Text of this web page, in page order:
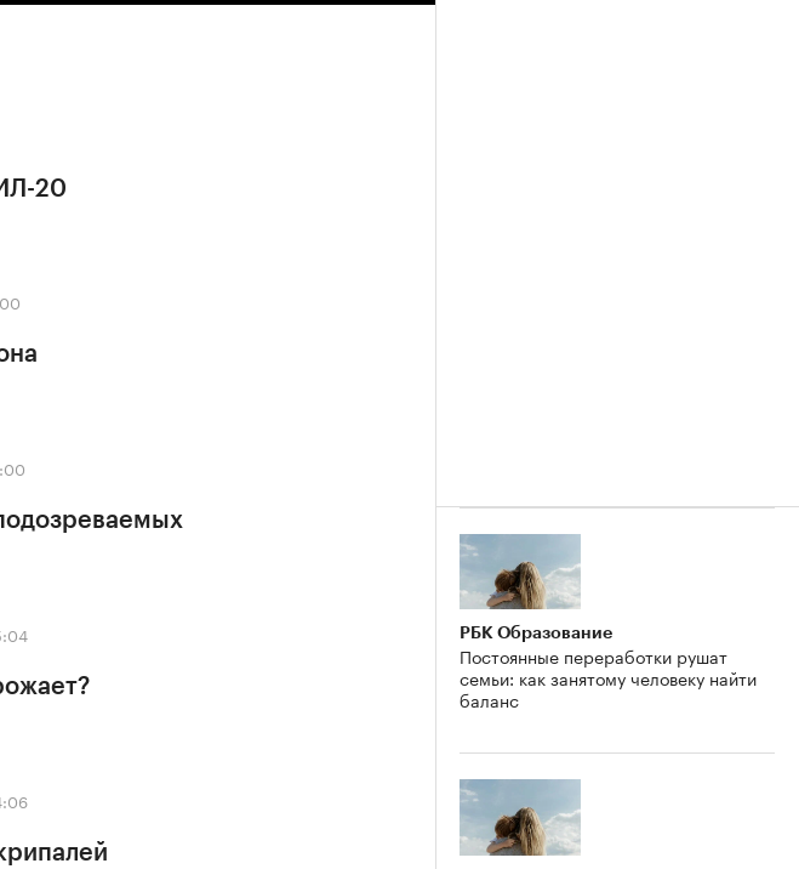
20
РБК Образование
Постоянные переработки рушат
семьи: как занятому человеку найти
баланс